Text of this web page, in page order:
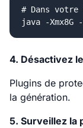
# Dans votre
4. Désactivez
Plugins de
la génération.
5. Surveillez la